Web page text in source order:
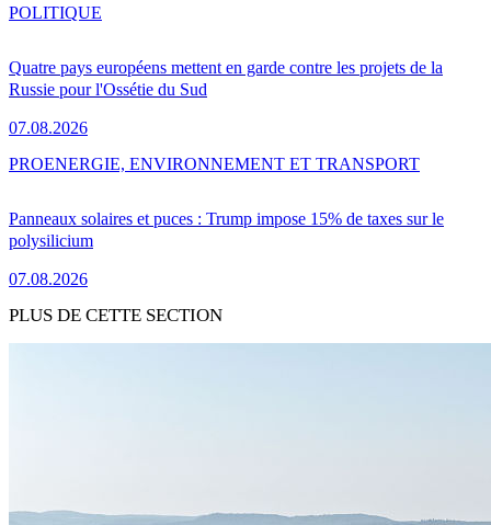
Quatre pays européens mettent en garde contre les projets de la
Russie pour l'Ossétie du Sud
07.08.2026
POLITIQUE
Panneaux solaires et puces : Trump impose 15% de taxes sur le
polysilicium
07.08.2026
PROENERGIE, ENVIRONNEMENT ET TRANSPORT
PLUS DE CETTE SECTION